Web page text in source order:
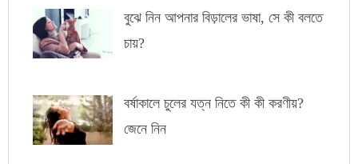
বুঝে নিন আপনার বিড়ালের ভাষা, সে কী বলতে
চায়?
বর্ষাকালে চুলের যত্ন নিতে কী কী করণীয়?
জেনে নিন